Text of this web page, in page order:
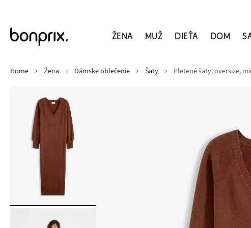
ŽENA MUŽ DIEŤA DOM
Home
Žena Dámske oblečenie Šaty Pletené šaty, oversize,